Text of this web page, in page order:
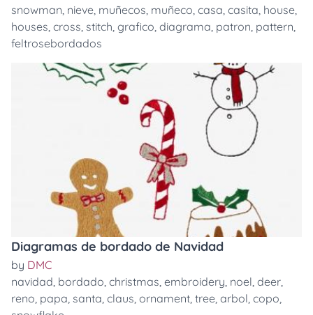
snowman, nieve, muñecos, muñeco, casa, casita, house,
houses, cross, stitch, grafico, diagrama, patron, pattern,
feltrosebordados
Diagramas de bordado de Navidad
by DMC
navidad, bordado, christmas, embroidery, noel, deer,
reno, papa, santa, claus, ornament, tree, arbol, copo,